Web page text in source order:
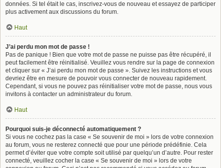
données. Si tel était le cas, inscrivez-vous de nouveau et essayez de participer
plus activement aux discussions du forum.
Haut
J’ai perdu mon mot de passe !
Pas de panique ! Bien que votre mot de passe ne puisse pas être récupéré, il
peut facilement être réinitialisé. Veuillez vous rendre sur la page de connexion
et cliquer sur « J’ai perdu mon mot de passe ». Suivez les instructions et vous
devriez être en mesure de pouvoir vous connecter de nouveau rapidement.
Cependant, si vous ne pouvez pas réinitialiser votre mot de passe, nous vous
invitons à contacter un administrateur du forum.
Haut
Pourquoi suis-je déconnecté automatiquement ?
Si vous ne cochez pas la case « Se souvenir de moi » lors de votre connexion
au forum, vous ne resterez connecté que pour une période prédéfinie. Cela
permet d’éviter que votre compte soit utilisé par quelqu’un d’autre. Pour rester
connecté, veuillez cocher la case « Se souvenir de moi » lors de votre